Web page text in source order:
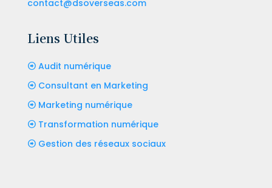
contact@dsoverseas.com
Liens Utiles
Audit numérique
Consultant en Marketing
Marketing numérique
Transformation numérique
Gestion des réseaux sociaux